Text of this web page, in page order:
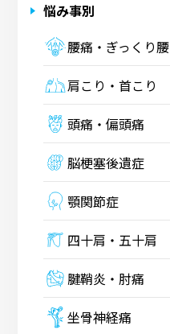
悩み事別
腰痛・ぎっくり腰
肩こり・首こり
頭痛・偏頭痛
脳梗塞後遺症
顎関節症
四十肩・五十肩
腱鞘炎・肘痛
坐骨神経痛